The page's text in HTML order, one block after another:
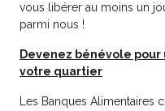
vous libérer au moins un
parmi nous !
Devenez bénévole
votre quartier
Les Banques Alimentaires